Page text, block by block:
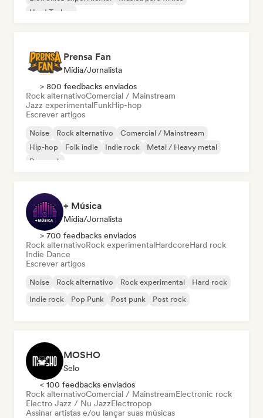
Hard Techno
Prensa Fan
Mídia/Jornalista
> 800 feedbacks enviados
Rock alternativoComercial / Mainstream
Jazz experimentalFunkHip-hop
Escrever artigos
Noise Rock alternativo
Comercial / Mainstream
Hip-hop
Folk indie Indie rock
Metal / Heavy metal
Pop rock
+ Música
Mídia/Jornalista
> 700 feedbacks enviados
Rock alternativoRock experimentalHardcoreHard rock
Indie Dance
Escrever artigos
Noise Rock alternativo Rock experimental
Hard rock
Indie rock
Pop Punk Post punk Post rock
MOSHO
Selo
< 100 feedbacks enviados
Rock alternativoComercial / MainstreamElectronic rock
Electro Jazz / Nu JazzElectropop
Assinar artistas e/ou lançar suas músicas